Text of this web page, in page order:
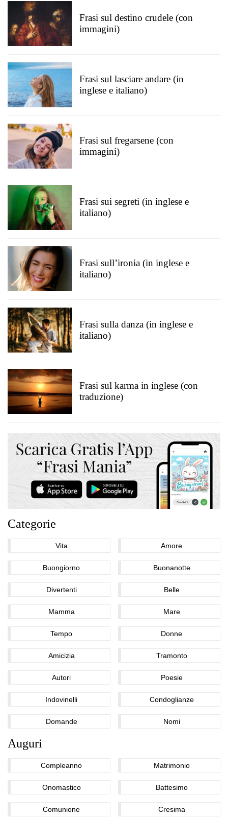
Frasi sul destino crudele (con
immagini)
Frasi sul lasciare andare (in
inglese e italiano)
Frasi sul fregarsene (con
immagini)
Frasi sui segreti (in inglese e
italiano)
Frasi sull’ironia (in inglese e
italiano)
Frasi sulla danza (in inglese e
italiano)
Frasi sul karma in inglese (con
traduzione)
Categorie
Vita Amore
Buongiorno Buonanotte
Divertenti Belle
Mamma Mare
Tempo Donne
Amicizia Tramonto
Autori Poesie
Indovinelli Condoglianze
Domande Nomi
Auguri
Compleanno Matrimonio
Onomastico Battesimo
Comunione Cresima